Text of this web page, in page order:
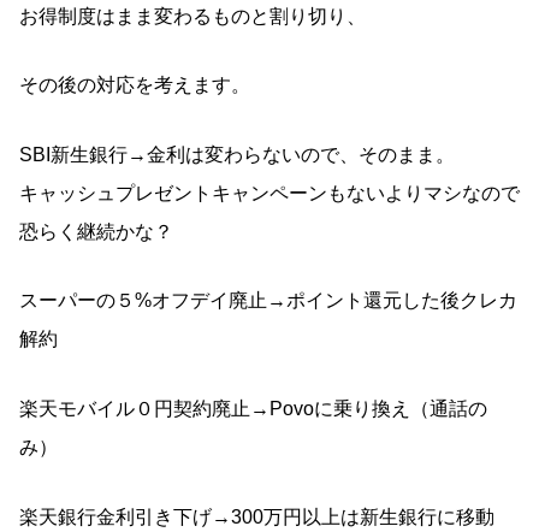
お得制度はまま変わるものと割り切り、
その後の対応を考えます。
SBI新生銀行→金利は変わらないので、そのまま。
キャッシュプレゼントキャンペーンもないよりマシなので
恐らく継続かな？
スーパーの５%オフデイ廃止→ポイント還元した後クレカ
解約
楽天モバイル０円契約廃止→Povoに乗り換え（通話の
み）
楽天銀行金利引き下げ→300万円以上は新生銀行に移動